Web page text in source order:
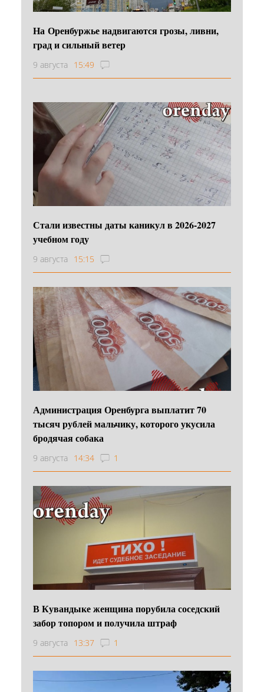
На Оренбуржье надвигаются грозы, ливни,
град и сильный ветер
9 августа 15:49
Стали известны даты каникул в 2026-2027
учебном году
9 августа 15:15
Администрация Оренбурга выплатит 70
тысяч рублей мальчику, которого укусила
бродячая собака
9 августа 14:34 1
В Кувандыке женщина порубила соседский
забор топором и получила штраф
9 августа 13:37 1